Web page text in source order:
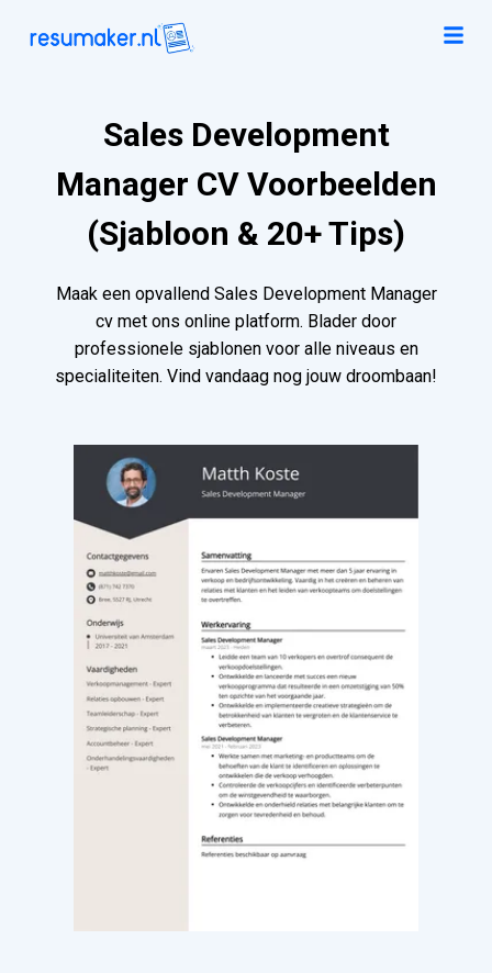
Sales Development
Manager CV Voorbeelden
(Sjabloon & 20+ Tips)
Maak een opvallend Sales Development Manager
cv met ons online platform. Blader door
professionele sjablonen voor alle niveaus en
specialiteiten. Vind vandaag nog jouw droombaan!